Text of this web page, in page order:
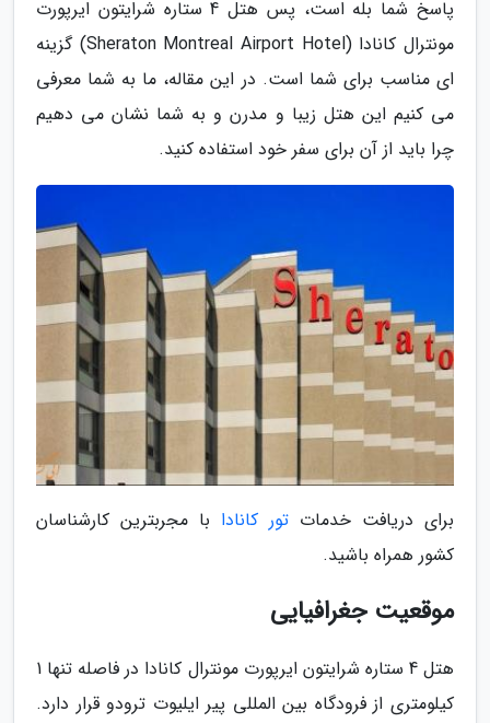
پاسخ شما بله است، پس هتل 4 ستاره شرایتون ایرپورت
مونترال کانادا (Sheraton Montreal Airport Hotel) گزینه
ای مناسب برای شما است. در این مقاله، ما به شما معرفی
می کنیم این هتل زیبا و مدرن و به شما نشان می دهیم
چرا باید از آن برای سفر خود استفاده کنید.
برای دریافت خدمات تور کانادا با مجربترین کارشناسان
کشور همراه باشید.
موقعیت جغرافیایی
هتل 4 ستاره شرایتون ایرپورت مونترال کانادا در فاصله تنها 1
کیلومتری از فرودگاه بین المللی پیر ایلیوت ترودو قرار دارد.